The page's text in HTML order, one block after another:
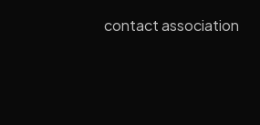
contact association